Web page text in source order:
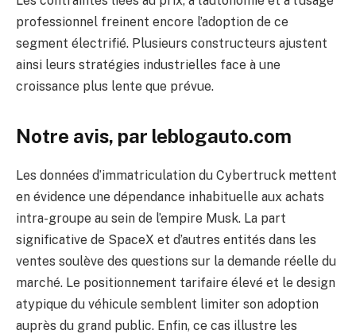
professionnel freinent encore l’adoption de ce
segment électrifié. Plusieurs constructeurs ajustent
ainsi leurs stratégies industrielles face à une
croissance plus lente que prévue.
Notre avis, par leblogauto.com
Les données d’immatriculation du Cybertruck mettent
en évidence une dépendance inhabituelle aux achats
intra-groupe au sein de l’empire Musk. La part
significative de SpaceX et d’autres entités dans les
ventes soulève des questions sur la demande réelle du
marché. Le positionnement tarifaire élevé et le design
atypique du véhicule semblent limiter son adoption
auprès du grand public. Enfin, ce cas illustre les